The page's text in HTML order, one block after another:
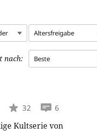
Altersfreigabe
nach: Beste
32 6
Kultserie von